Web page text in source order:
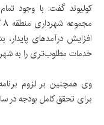
کولیوند گفت: با وجود
افزایش درآمدهای
خدمات مطلوب‌تری را به
وی همچنین بر لزوم
برای تحقق کامل بودجه در